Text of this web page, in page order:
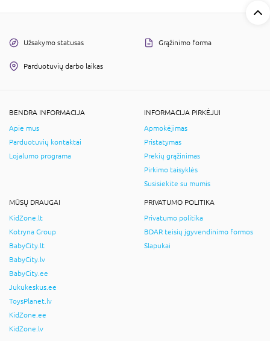
Užsakymo statusas Grąžinimo forma
Parduotuvių darbo laikas
BENDRA INFORMACIJA
Apie mus
Parduotuvių kontaktai
Lojalumo programa
INFORMACIJA PIRKĖJUI
Apmokėjimas
Pristatymas
Prekių grąžinimas
Pirkimo taisyklės
Susisiekite su mumis
MŪSŲ DRAUGAI
KidZone.lt
Kotryna Group
BabyCity.lt
BabyCity.lv
BabyCity.ee
Jukukeskus.ee
ToysPlanet.lv
KidZone.ee
KidZone.lv
PRIVATUMO POLITIKA
Privatumo politika
BDAR teisių įgyvendinimo formos
Slapukai